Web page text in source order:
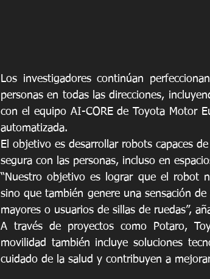
Los investigadores continúan
personas en todas las direcciones,
con el equipo AI-CORE de Toyota Motor
automatizada.
El objetivo es desarrollar robots capaces
segura con las personas, incluso en
“Nuestro objetivo es lograr que el robot
sino que también genere una sensación
mayores o usuarios de sillas de ruedas”,
A través de proyectos como Potaro,
movilidad también incluye soluciones
cuidado de la salud y contribuyen a